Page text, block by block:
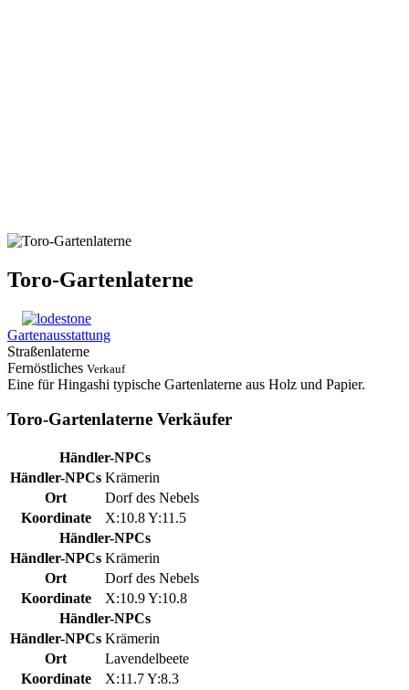
Toro-Gartenlaterne
Gartenausstattung
Straßenlaterne
Fernöstliches Verkauf
Eine für Hingashi typische Gartenlaterne aus Holz und Papier.
Toro-Gartenlaterne Verkäufer
Händler-NPCs
Händler-NPCs Krämerin
Ort
Dorf des Nebels
Koordinate
X:10.8 Y:11.5
Händler-NPCs
Händler-NPCs Krämerin
Ort
Dorf des Nebels
Koordinate
X:10.9 Y:10.8
Händler-NPCs
Händler-NPCs Krämerin
Ort
Lavendelbeete
Koordinate
X:11.7 Y:8.3